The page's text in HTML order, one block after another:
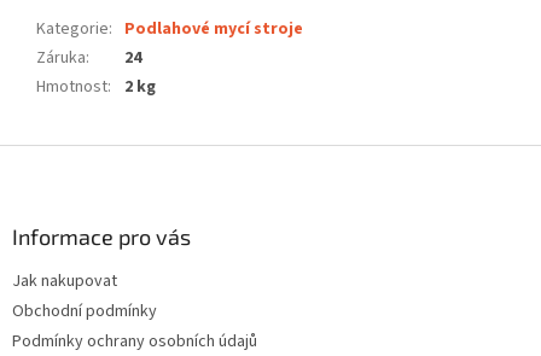
Kategorie: Podlahové mycí stroje
Záruka:
24
Hmotnost: 2 kg
Informace pro vás
Jak nakupovat
Obchodní podmínky
Podmínky ochrany osobních údajů